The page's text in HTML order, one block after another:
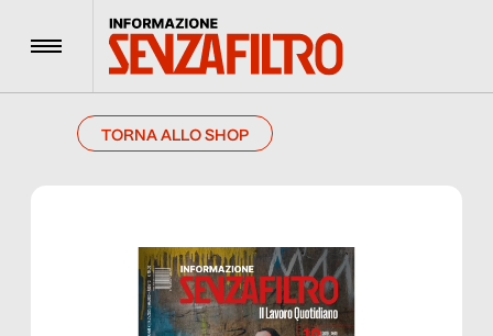
Menu
TORNA ALLO SHOP